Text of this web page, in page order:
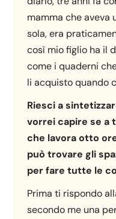
mamma che aveva
sola, era
così mio figlio ha il
come i quaderni
li acquisto quando
Riesci a
vorrei capire se a
che lavora otto
può trovare gli
per fare tutte le
Prima ti rispondo
secondo me una